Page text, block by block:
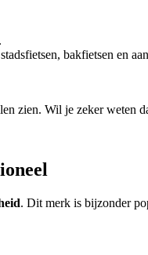
bakfietsen en
zien. Wil je zeker weten
. Dit merk is bijzonder